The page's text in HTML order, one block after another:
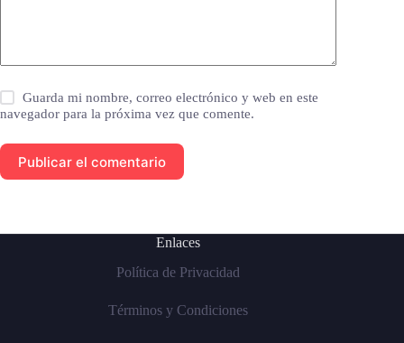
Guarda mi nombre, correo electrónico y web en este
navegador para la próxima vez que comente.
Publicar el comentario
Enlaces
Política de Privacidad
Términos y Condiciones